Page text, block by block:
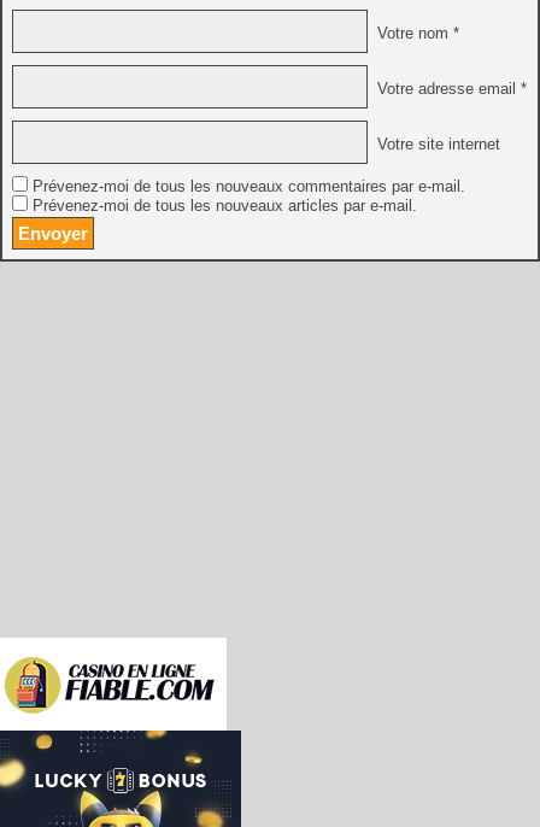
Votre nom *
Votre adresse email *
Votre site internet
Prévenez-moi de tous les nouveaux commentaires par e-mail.
Prévenez-moi de tous les nouveaux articles par e-mail.